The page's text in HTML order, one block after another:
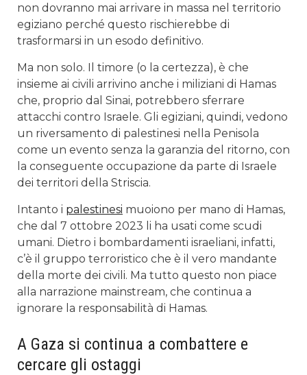
non dovranno mai arrivare in massa nel territorio
egiziano perché questo rischierebbe di
trasformarsi in un esodo definitivo.
Ma non solo. Il timore (o la certezza), è che
insieme ai civili arrivino anche i miliziani di Hamas
che, proprio dal Sinai, potrebbero sferrare
attacchi contro Israele. Gli egiziani, quindi, vedono
un riversamento di palestinesi nella Penisola
come un evento senza la garanzia del ritorno, con
la conseguente occupazione da parte di Israele
dei territori della Striscia.
Intanto i palestinesi muoiono per mano di Hamas,
che dal 7 ottobre 2023 li ha usati come scudi
umani. Dietro i bombardamenti israeliani, infatti,
c’è il gruppo terroristico che è il vero mandante
della morte dei civili. Ma tutto questo non piace
alla narrazione mainstream, che continua a
ignorare la responsabilità di Hamas.
A Gaza si continua a combattere e
cercare gli ostaggi